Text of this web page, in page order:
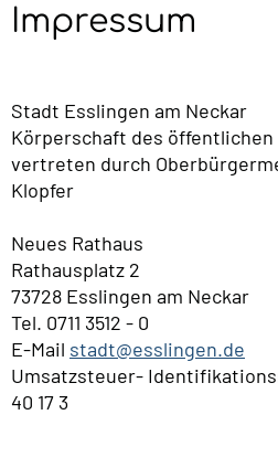
Impressum
Stadt Esslingen am Neckar
Körperschaft des öffentlichen
vertreten durch
Klopfer
Neues Rathaus
Rathausplatz 2
73728 Esslingen am Neckar
Tel. 0711 3512 - 0
E-Mail stadt@esslingen.de
Umsatzsteuer-
40 17 3​